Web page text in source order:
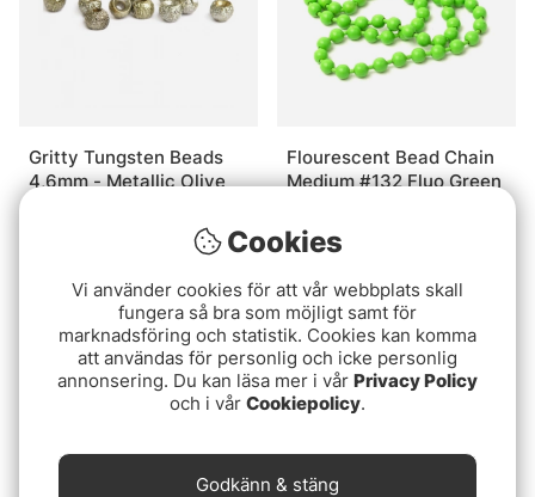
Gritty Tungsten Beads
4,6mm - Metallic Olive
Flourescent Bead Chain
Medium #132 Fluo Green
Cookies
Vi använder cookies för att vår webbplats skall
fungera så bra som möjligt samt för
marknadsföring och statistik. Cookies kan komma
att användas för personlig och icke personlig
annonsering. Du kan läsa mer i vår Privacy Policy
och i vår Cookiepolicy.
Godkänn & stäng